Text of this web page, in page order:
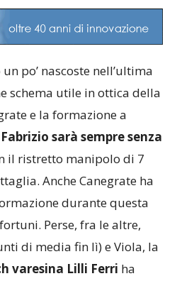
po’ nascoste nell’ultima
schema utile in ottica della
e la formazione a
sarà sempre senza
il ristretto manipolo di 7
Anche Canegrate ha
durante questa
Perse, fra le altre,
di media fin lì) e Viola, la
varesina Lilli Ferri ha